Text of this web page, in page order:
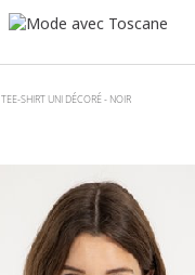
TEE-SHIRT UNI DÉCORÉ - NOIR